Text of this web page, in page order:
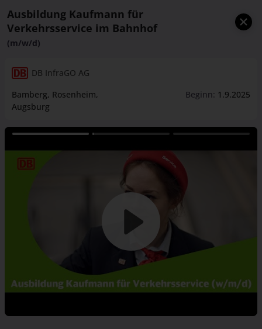
Ausbildung Kaufmann für
Verkehrsservice im Bahnhof
(m/w/d)
DB InfraGO AG
Bamberg, Rosenheim,
Augsburg
Beginn: 1.9.2025